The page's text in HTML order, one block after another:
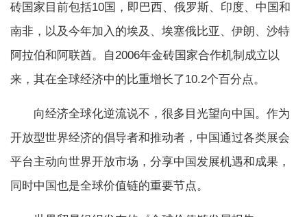
砖国家目前包括10国，即巴西、俄罗斯、印度、中国和
南非，以及今年加入的埃及、埃塞俄比亚、伊朗、沙特
阿拉伯和阿联酋。自2006年金砖国家合作机制成立以
来，其在全球经济中的比重增长了10.2个百分点。
向经济全球化逆流说不，很多目光望向中国。作为
开放型世界经济的倡导者和推动者，中国通过各类展会
平台主动向世界开放市场，分享中国发展机遇和成果，
同时中国也是全球价值链的重要节点。